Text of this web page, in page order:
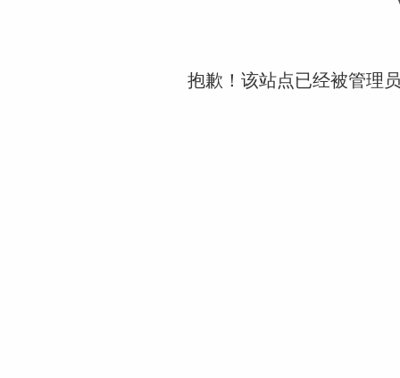
抱歉！该站点已经被管理